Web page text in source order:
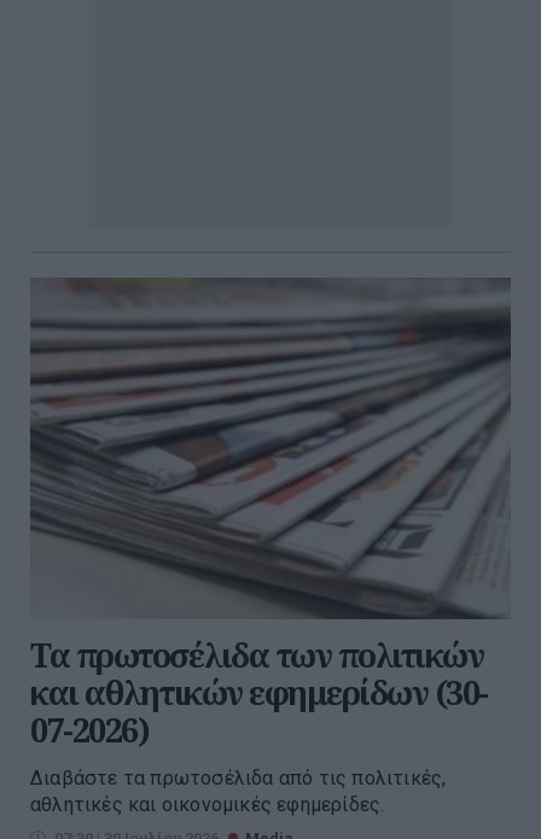
Τα πρωτοσέλιδα των πολιτικών
και αθλητικών εφημερίδων (30-
07-2026)
Διαβάστε τα πρωτοσέλιδα από τις πολιτικές,
αθλητικές και οικονομικές εφημερίδες.